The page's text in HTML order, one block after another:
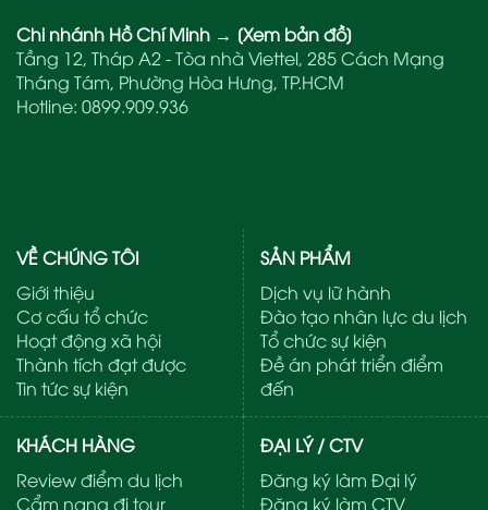
Chi nhánh Hồ Chí Minh → [Xem bản đồ]
Tầng 12, Tháp A2 - Tòa nhà Viettel, 285 Cách Mạng
Tháng Tám, Phường Hòa Hưng, TP.HCM
Hotline: 0899.909.936
VỀ CHÚNG TÔI
Giới thiệu
Cơ cấu tổ chức
Hoạt động xã hội
Thành tích đạt được
Tin tức sự kiện
SẢN PHẨM
Dịch vụ lữ hành
Đào tạo nhân lực du lịch
Tổ chức sự kiện
Đề án phát triển điểm
đến
KHÁCH HÀNG
Review điểm du lịch
Cẩm nang đi tour
ĐẠI LÝ / CTV
Đăng ký làm Đại lý
Đăng ký làm CTV